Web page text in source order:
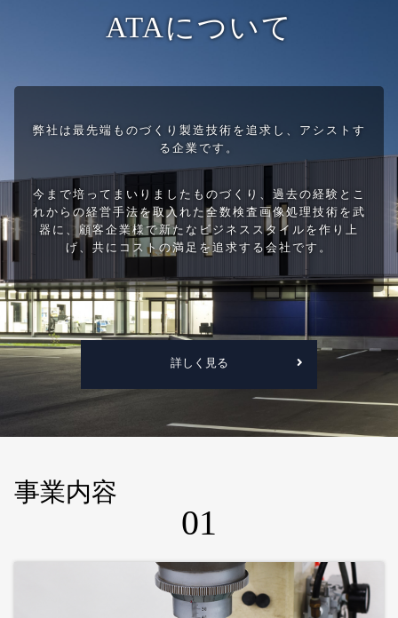
ATAについて
弊社は最先端ものづくり製造技術を追求し、アシストす
る企業です。
今まで培ってまいりましたものづくり、過去の経験とこ
れからの経営手法を取入れた全数検査画像処理技術を武
器に、顧客企業様で新たなビジネススタイルを作り上
げ、共にコストの満足を追求する会社です。
詳しく見る
事業内容
01